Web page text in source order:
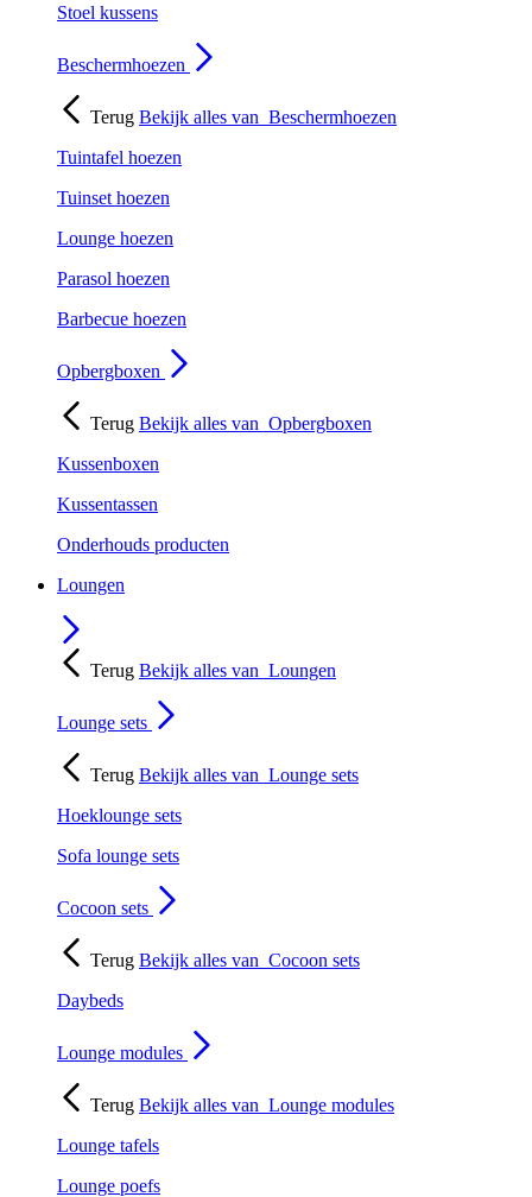
Stoel kussens
Beschermhoezen
Terug Bekijk alles van Beschermhoezen
Tuintafel hoezen
Tuinset hoezen
Lounge hoezen
Parasol hoezen
Barbecue hoezen
Opbergboxen
Terug Bekijk alles van Opbergboxen
Kussenboxen
Kussentassen
Onderhouds producten
Loungen
Terug Bekijk alles van Loungen
Lounge sets
Terug Bekijk alles van Lounge sets
Hoeklounge sets
Sofa lounge sets
Cocoon sets
Terug Bekijk alles van Cocoon sets
Daybeds
Lounge modules
Terug Bekijk alles van Lounge modules
Lounge tafels
Lounge poefs